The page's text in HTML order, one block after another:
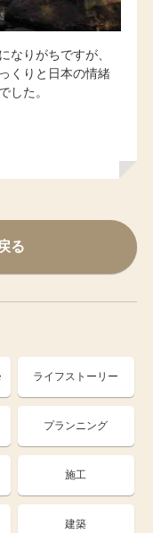
なりがちですが、
くりと日本の情緒
した。
る
ライフストーリー
プランニング
施工
建築